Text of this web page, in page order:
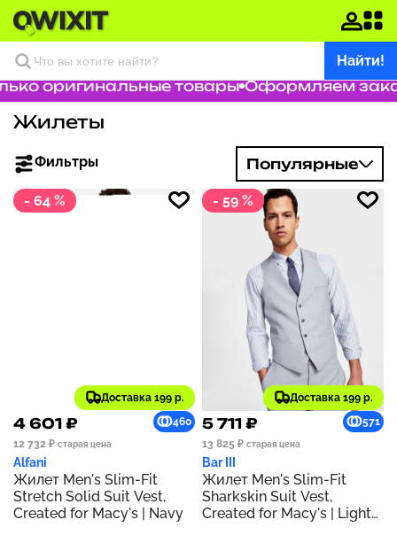
Найти!
оригинальные товары Оформляем заказ
Жилеты
Фильтры Популярные
- 64 %
Доставка 199 р.
4 601 ₽
460
12 732 ₽ старая цена
Alfani
Жилет Men's Slim-Fit
Stretch Solid Suit Vest,
Created for Macy's | Navy
- 59 %
Доставка 199 р.
5 711 ₽
571
13 825 ₽ старая цена
Bar III
Жилет Men's Slim-Fit
Sharkskin Suit Vest,
Created for Macy's | Light